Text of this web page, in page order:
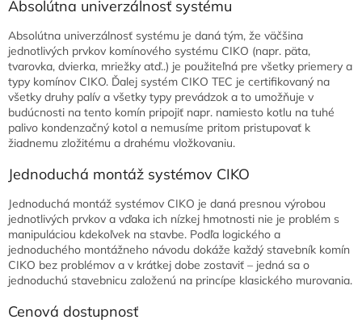
Absolútna univerzálnosť systému
Absolútna univerzálnosť systému je daná tým, že väčšina
jednotlivých prvkov komínového systému CIKO (napr. päta,
tvarovka, dvierka, mriežky atď..) je použiteľná pre všetky priemery a
typy komínov CIKO. Ďalej systém CIKO TEC je certifikovaný na
všetky druhy palív a všetky typy prevádzok a to umožňuje v
budúcnosti na tento komín pripojiť napr. namiesto kotlu na tuhé
palivo kondenzačný kotol a nemusíme pritom pristupovať k
žiadnemu zložitému a drahému vložkovaniu.
Jednoduchá montáž systémov CIKO
Jednoduchá montáž systémov CIKO je daná presnou výrobou
jednotlivých prvkov a vďaka ich nízkej hmotnosti nie je problém s
manipuláciou kdekoľvek na stavbe. Podľa logického a
jednoduchého montážneho návodu dokáže každý stavebník komín
CIKO bez problémov a v krátkej dobe zostaviť – jedná sa o
jednoduchú stavebnicu založenú na princípe klasického murovania.
Cenová dostupnosť